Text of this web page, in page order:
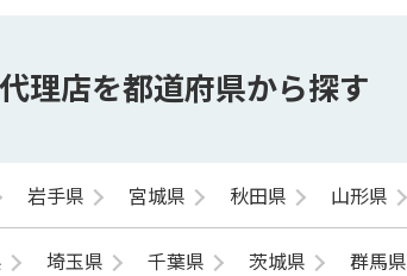
代理店を都道府県から探す
岩手県 宮城県 秋田県 山形県
埼玉県 千葉県 茨城県 群馬県